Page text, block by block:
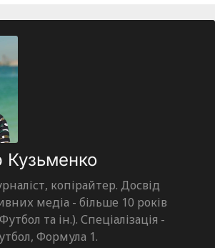
Кузьменко
копірайтер. Досвід
медіа - більше 10 років
та ін.). Спеціалізація -
Формула 1.